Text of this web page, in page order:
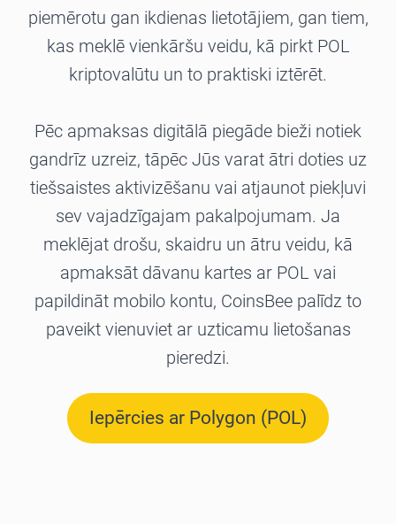
piemērotu gan ikdienas lietotājiem, gan tiem,
kas meklē vienkāršu veidu, kā pirkt POL
kriptovalūtu un to praktiski iztērēt.
Pēc apmaksas digitālā piegāde bieži notiek
gandrīz uzreiz, tāpēc Jūs varat ātri doties uz
tiešsaistes aktivizēšanu vai atjaunot piekļuvi
sev vajadzīgajam pakalpojumam. Ja
meklējat drošu, skaidru un ātru veidu, kā
apmaksāt dāvanu kartes ar POL vai
papildināt mobilo kontu, CoinsBee palīdz to
paveikt vienuviet ar uzticamu lietošanas
pieredzi.
Iepērcies ar Polygon (POL)